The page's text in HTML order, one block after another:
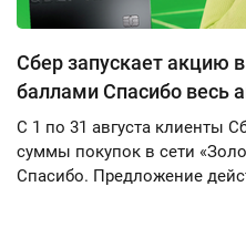
Сбер запускает акцию
баллами Спасибо весь
С 1 по 31 августа клиенты
суммы покупок в сети
Спасибо. Предложение